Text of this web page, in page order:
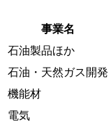
事業名
石油製品ほか
石油・天然ガス開発
機能材
電気